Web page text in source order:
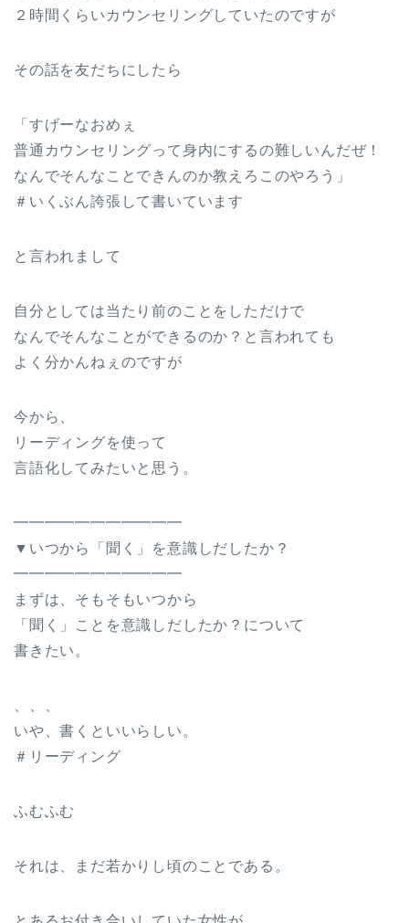
２時間くらいカウンセリングしていたのですが
その話を友だちにしたら
「すげーなおめぇ
普通カウンセリングって身内にするの難しいんだぜ！
なんでそんなことできんのか教えろこのやろう」
＃いくぶん誇張して書いています
と言われまして
自分としては当たり前のことをしただけで
なんでそんなことができるのか？と言われても
よく分かんねぇのですが
今から、
リーディングを使って
言語化してみたいと思う。
━━━━━━━━━━━
▼いつから「聞く」を意識しだしたか？
━━━━━━━━━━━
まずは、そもそもいつから
「聞く」ことを意識しだしたか？について
書きたい。
いや、書くといいらしい。
＃リーディング
ふむふむ
それは、まだ若かりし頃のことである。